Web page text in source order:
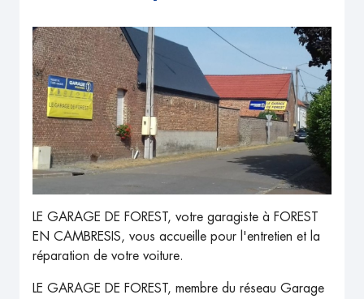
LE GARAGE DE FOREST, votre garagiste à FOREST
EN CAMBRESIS, vous accueille pour l'entretien et la
réparation de votre voiture.
LE GARAGE DE FOREST, membre du réseau Garage